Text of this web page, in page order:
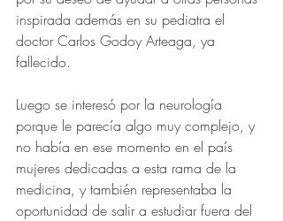
inspirada además en su pediatra el
doctor Carlos Godoy Arteaga, ya
fallecido.
Luego se interesó por la neurología
porque le parecía algo muy complejo, y
no había en ese momento en el país
mujeres dedicadas a esta rama de la
medicina, y también representaba la
oportunidad de salir a estudiar fuera del